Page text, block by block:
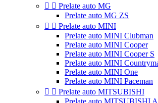
  Prelate auto MG
Prelate auto MG ZS
  Prelate auto MINI
Prelate auto MINI Clubman
Prelate auto MINI Cooper
Prelate auto MINI Cooper S
Prelate auto MINI
Prelate auto MINI One
Prelate auto MINI Paceman
  Prelate auto MITSUBISHI
Prelate auto MITSUBISHI